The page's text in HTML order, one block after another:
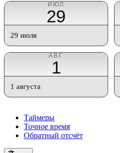
ИЮЛ
29
29 июля
АВГ
1
1 августа
Таймеры
Точное время
Обратный отсчёт